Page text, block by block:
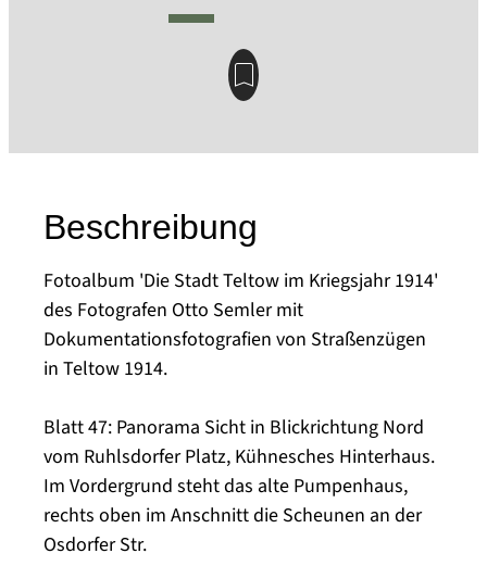
Beschreibung
Fotoalbum 'Die Stadt Teltow im Kriegsjahr 1914'
des Fotografen Otto Semler mit
Dokumentationsfotografien von Straßenzügen
in Teltow 1914.
Blatt 47: Panorama Sicht in Blickrichtung Nord
vom Ruhlsdorfer Platz, Kühnesches Hinterhaus.
Im Vordergrund steht das alte Pumpenhaus,
rechts oben im Anschnitt die Scheunen an der
Osdorfer Str.